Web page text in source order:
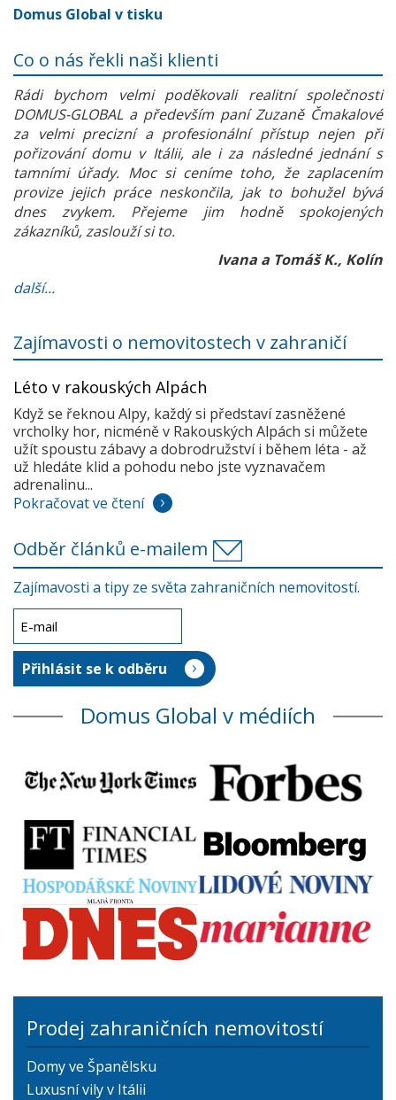
Domus Global v tisku
Co o nás řekli naši klienti
Rádi bychom velmi poděkovali realitní společnosti
DOMUS-GLOBAL a především paní Zuzaně Čmakalové
za velmi precizní a profesionální přístup nejen při
pořizování domu v Itálii, ale i za následné jednání s
tamními úřady. Moc si ceníme toho, že zaplacením
provize jejich práce neskončila, jak to bohužel bývá
dnes zvykem. Přejeme jim hodně spokojených
zákazníků, zaslouží si to.
Ivana a Tomáš K., Kolín
další...
Zajímavosti o nemovitostech v zahraničí
Léto v rakouských Alpách
Když se řeknou Alpy, každý si představí zasněžené
vrcholky hor, nicméně v Rakouských Alpách si můžete
užít spoustu zábavy a dobrodružství i během léta - až
už hledáte klid a pohodu nebo jste vyznavačem
adrenalinu...
Pokračovat ve čtení
Odběr článků e-mailem
Zajímavosti a tipy ze světa zahraničních nemovitostí.
Domus Global v médiích
Prodej zahraničních nemovitostí
Domy ve Španělsku
Luxusní vily v Itálii